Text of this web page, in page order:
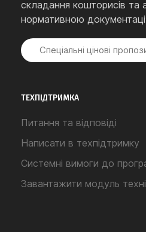
складання кошторисів та
нормативною
Спеціальні цінові
ТЕХПІДТРИМКА
Питання та відповіді
Написати в техпідтримку
Системні вимоги до
Завантажити модуль